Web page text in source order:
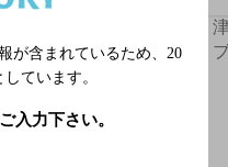
ン 2024 750ml瓶
が含まれているため、 20
ています。
入力下さい。